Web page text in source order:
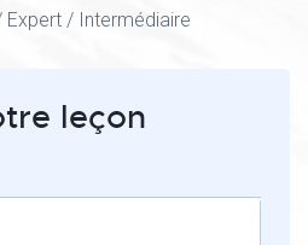
/ Intermédiaire
leçon